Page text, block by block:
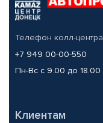
Телефон колл-центра
+7 949 00-00-550
Пн-Вс с 9.00 до 18.00
Клиентам